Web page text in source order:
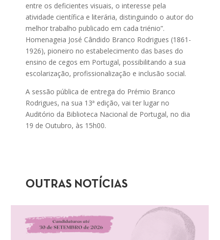
entre os deficientes visuais, o interesse pela
atividade científica e literária, distinguindo o autor do
melhor trabalho publicado em cada triénio”.
Homenageia José Cândido Branco Rodrigues (1861-
1926), pioneiro no estabelecimento das bases do
ensino de cegos em Portugal, possibilitando a sua
escolarização, profissionalização e inclusão social.
A sessão pública de entrega do Prémio Branco
Rodrigues, na sua 13ª edição, vai ter lugar no
Auditório da Biblioteca Nacional de Portugal, no dia
19 de Outubro, às 15h00.
OUTRAS NOTÍCIAS